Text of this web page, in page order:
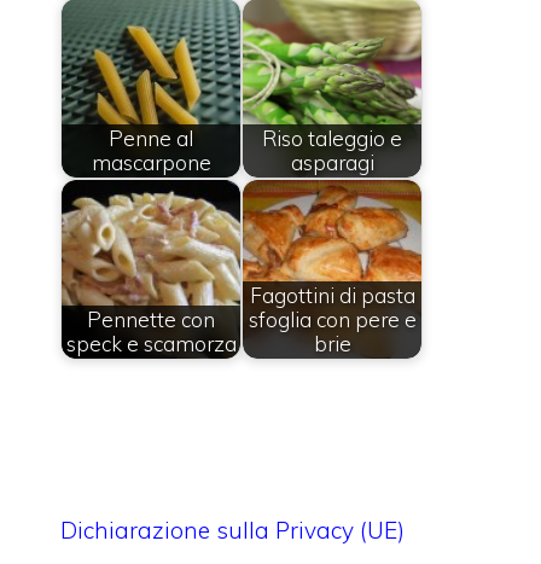
Penne al
mascarpone
Riso taleggio e
asparagi
Pennette con
speck e scamorza
Fagottini di pasta
sfoglia con pere e
brie
Dichiarazione sulla Privacy (UE)